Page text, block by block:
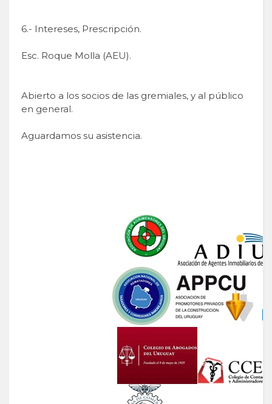
6.- Intereses, Prescripción.
Esc. Roque Molla (AEU).
Abierto a los socios de las gremiales, y al público
en general.
Aguardamos su asistencia.